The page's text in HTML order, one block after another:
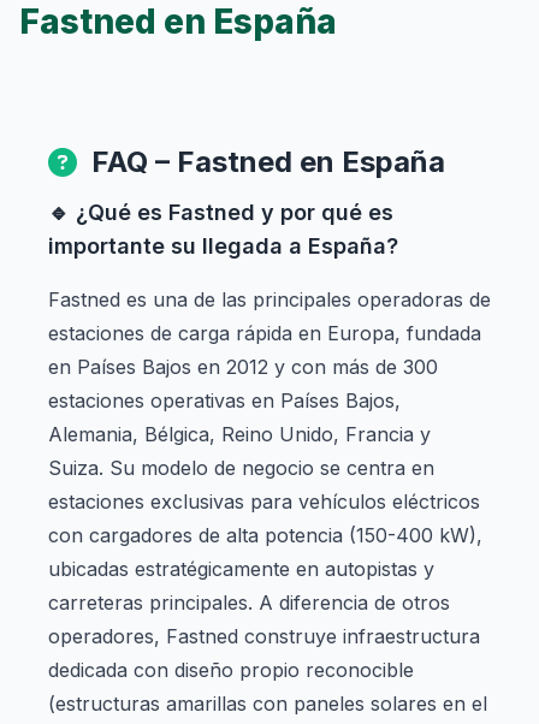
Fastned en España
FAQ – Fastned en España
🔹 ¿Qué es Fastned y por qué es
importante su llegada a España?
Fastned es una de las principales operadoras de
estaciones de carga rápida en Europa, fundada
en Países Bajos en 2012 y con más de 300
estaciones operativas en Países Bajos,
Alemania, Bélgica, Reino Unido, Francia y
Suiza. Su modelo de negocio se centra en
estaciones exclusivas para vehículos eléctricos
con cargadores de alta potencia (150-400 kW),
ubicadas estratégicamente en autopistas y
carreteras principales. A diferencia de otros
operadores, Fastned construye infraestructura
dedicada con diseño propio reconocible
(estructuras amarillas con paneles solares en el